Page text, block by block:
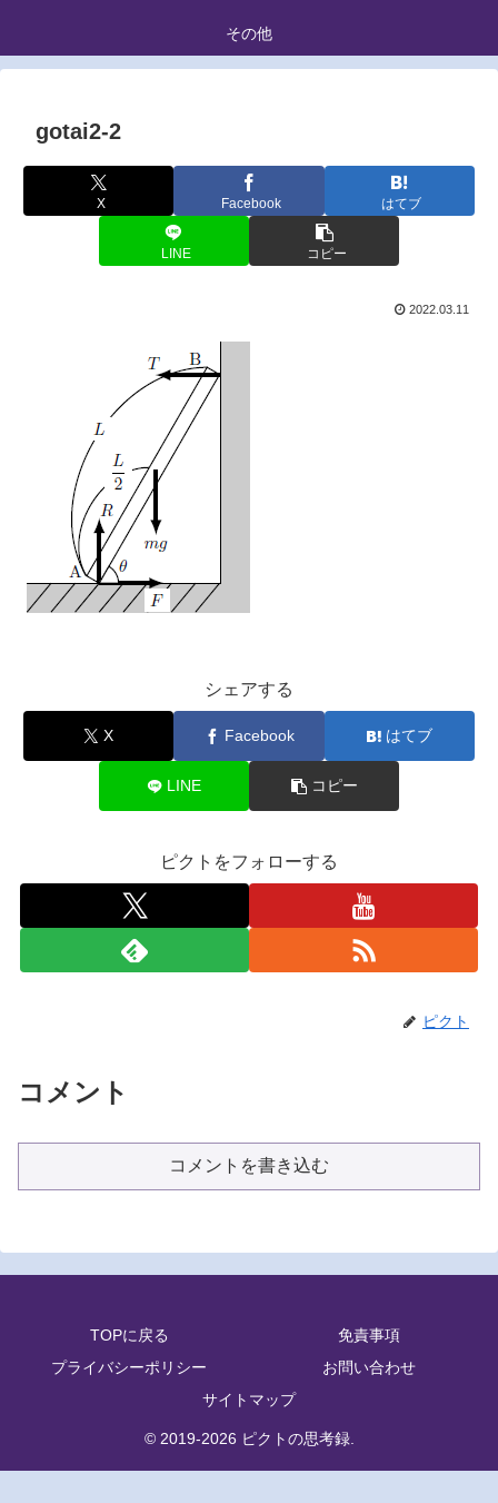
その他
gotai2-2
X Facebook はてブ
LINE コピー
2022.03.11
シェアする
X Facebook はてブ
LINE コピー
ピクトをフォローする
ピクト
コメント
コメントを書き込む
TOPに戻る
免責事項
プライバシーポリシー
お問い合わせ
サイトマップ
© 2019-2026 ピクトの思考録.